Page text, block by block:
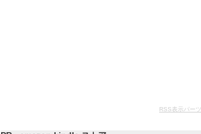
RSS表示パーツ